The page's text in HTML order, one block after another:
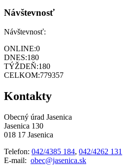
Návštevnosť
Návštevnosť:
ONLINE:0
DNES:180
TÝŽDEŇ:180
CELKOM:779357
Kontakty
Obecný úrad Jasenica
Jasenica 130
018 17 Jasenica
Telefon: 042/4385 184, 042/4262 131
E-mail: obec@jasenica.sk